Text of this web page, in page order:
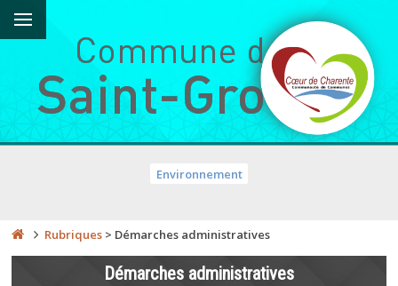
Environnement
Rubriques > Démarches administratives
Démarches administratives